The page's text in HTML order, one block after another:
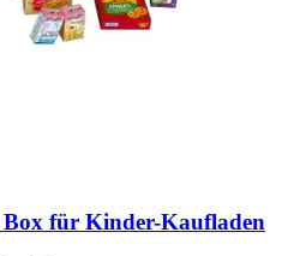
Box für Kinder-​Kaufladen